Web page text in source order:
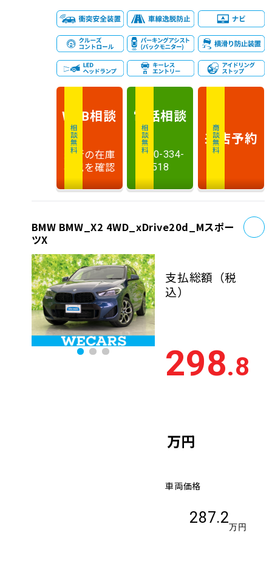
相談無料
WEB相談
最新の在庫
状況を確認
相談無料
電話相談
0120-334-
518
商談無料
来店予約
BMW BMW_X2 4WD_xDrive20d_Mスポー
ツX
支払総額 （税
込）
298.8
万円
車両価格
287.2
万円